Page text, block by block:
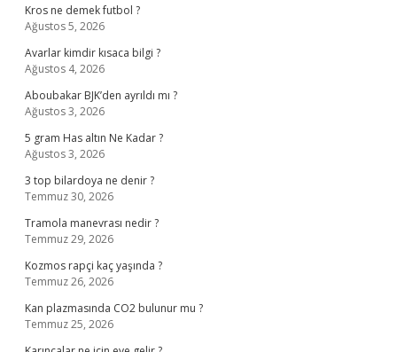
Kros ne demek futbol ?
Ağustos 5, 2026
Avarlar kimdir kısaca bilgi ?
Ağustos 4, 2026
Aboubakar BJK’den ayrıldı mı ?
Ağustos 3, 2026
5 gram Has altın Ne Kadar ?
Ağustos 3, 2026
3 top bilardoya ne denir ?
Temmuz 30, 2026
Tramola manevrası nedir ?
Temmuz 29, 2026
Kozmos rapçi kaç yaşında ?
Temmuz 26, 2026
Kan plazmasında CO2 bulunur mu ?
Temmuz 25, 2026